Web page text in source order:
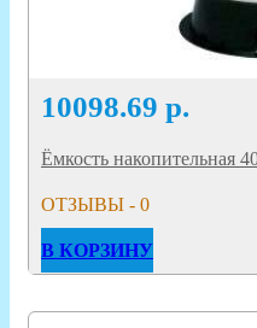
10098.69 р.
Ёмкость накопительная
ОТЗЫВЫ - 0
В КОРЗИНУ